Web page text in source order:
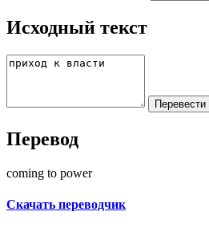
Исходный текст
Перевод
coming to power
Скачать переводчик